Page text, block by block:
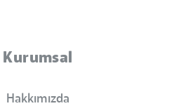
Kurumsal
Hakkımızda